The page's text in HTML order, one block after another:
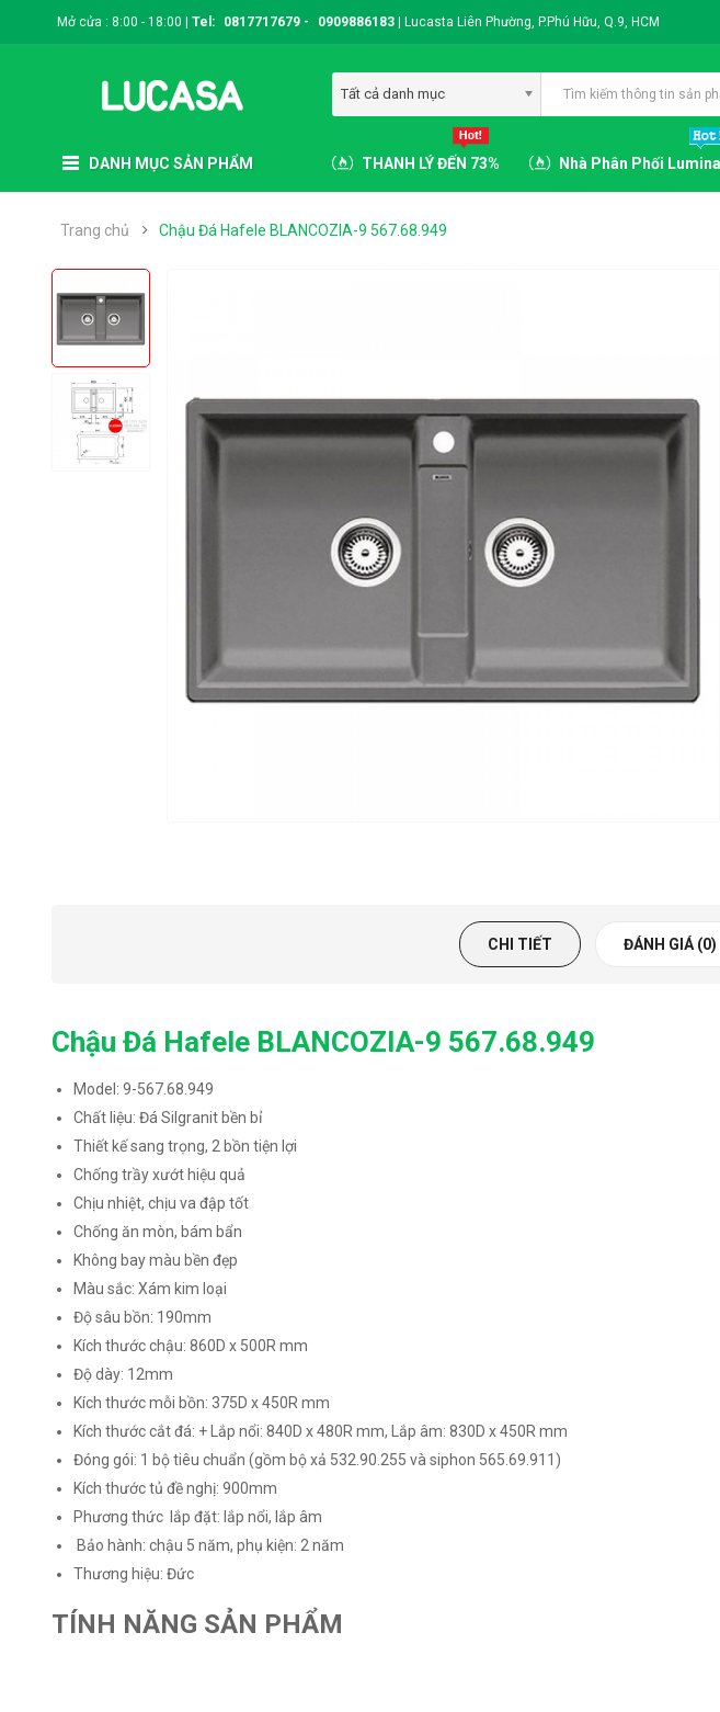
Mở cửa : 8:00 - 18:00 |Tel: 0817717679 - 0909886183 Lucasta Liên Phường, P.Phú Hữu, Q.9, HCM
Tất cả danh mục
DANH MỤC SẢN PHẨM THANH LÝ ĐẾN 73% Nhà Phân Phối
Trang chủ Chậu Đá Hafele BLANCOZIA-9 567.68.949
CHI TIẾT ĐÁNH GIÁ (0)
Chậu Đá Hafele BLANCOZIA-9 567.68.949
Model: 9-567.68.949
Chất liệu: Đá Silgranit bền bỉ
Thiết kế sang trọng, 2 bồn tiện lợi
Chống trầy xướt hiệu quả
Chịu nhiệt, chịu va đập tốt
Chống ăn mòn, bám bẩn
Không bay màu bền đẹp
Màu sắc: Xám kim loại
Độ sâu bồn: 190mm
Kích thước chậu: 860D x 500R mm
Độ dày: 12mm
Kích thước mỗi bồn: 375D x 450R mm
Kích thước cắt đá: + Lắp nổi: 840D x 480R mm, Lắp âm: 830D x 450R mm
Đóng gói: 1 bộ tiêu chuẩn (gồm bộ xả 532.90.255 và siphon 565.69.911)
Kích thước tủ đề nghị: 900mm
Phương thức lắp đặt: lắp nổi, lắp âm
Bảo hành: chậu 5 năm, phụ kiện: 2 năm
Thương hiệu: Đức
TÍNH NĂNG SẢN PHẨM